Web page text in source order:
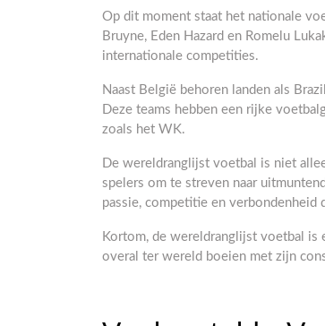
Op dit moment staat het nationale
Bruyne, Eden Hazard en Romelu
internationale competities.
Naast België behoren landen als
Deze teams hebben een rijke
zoals het WK.
De wereldranglijst voetbal is niet
spelers om te streven naar
passie, competitie en
Kortom, de wereldranglijst voetbal
overal ter wereld boeien met zijn